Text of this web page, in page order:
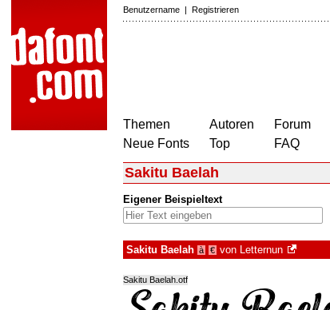
Benutzername | Registrieren
Themen
Neue Fonts
Autoren
Top
Forum
FAQ
Sakitu Baelah
Eigener Beispieltext
Sakitu Baelah à € von Letternun
Sakitu Baelah.otf